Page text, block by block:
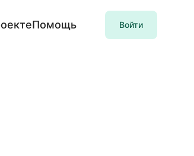
Помощь Войти